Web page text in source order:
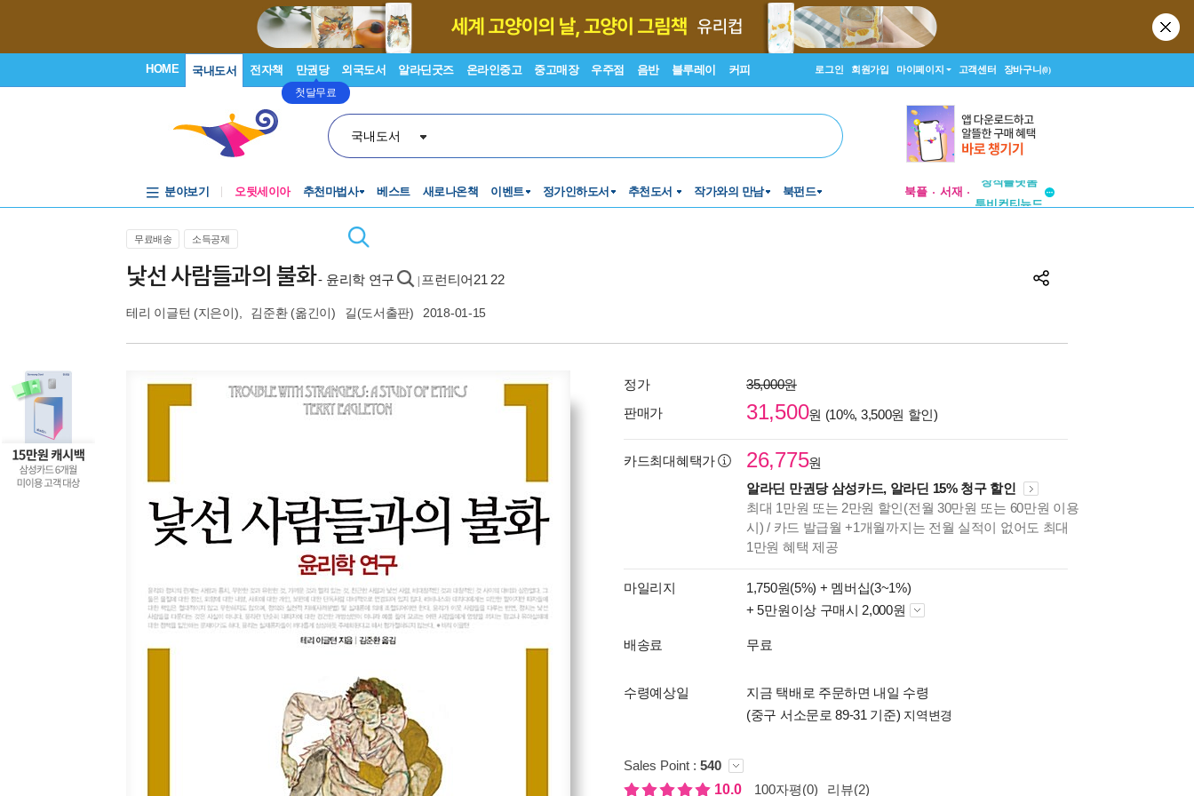
HOME 국내도서 전자책 만권당
첫달무료
외국도서 알라딘굿즈 온라인중고 중고매장 우주점 음반 블루레이 커피 로그인 회원가입 마이페이지 고객센터 장바구니(0)
국내도서
분야보기 오뒷세이아 추천마법사 베스트 새로나온책 이벤트 정가인하도서 추천도서 작가와의 만남 북펀드 북플 서재
투비컨티뉴드
무료배송 소득공제
낯선 사람들과의 불화- 윤리학 연구 프런티어21 22
테리 이글턴 (지은이), 김준환(옮긴이) 길(도서출판) 2018-01-15
정가
35,000원
판매가
31,500원 (10%, 3,500원 할인)
카드최대혜택가 26,775원
알라딘 만권당 삼성카드, 알라딘 15% 청구 할인
최대 1만원 또는 2만원 할인(전월 30만원 또는 60만원 이용
시) / 카드 발급월 +1개월까지는 전월 실적이 없어도 최대
1만원 혜택 제공
마일리지 1,750원(5%) + 멤버십(3~1%)
+ 5만원이상 구매시 2,000원
배송료 무료
수령예상일
지금 택배로 주문하면 내일 수령
(중구 서소문로 89-31 기준) 지역변경
Sales Point : 540
10.0
100자평(0) 리뷰(2)